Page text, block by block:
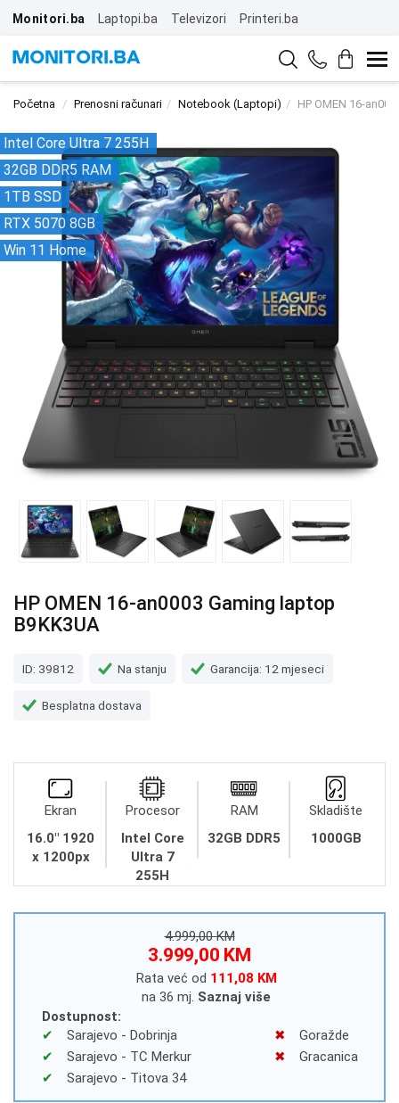
Monitori.ba Laptopi.ba Televizori Printeri.ba
Početna Prenosni računari Notebook (Laptopi) HP OMEN 16-
Intel Core Ultra 7 255H
32GB DDR5 RAM
1TB SSD
RTX 5070 8GB
Win 11 Home
HP OMEN 16-an0003 Gaming laptop
B9KK3UA
ID: 39812 Na stanju Garancija: 12 mjeseci
Besplatna dostava
Ekran
16.0" 1920
x 1200px
Procesor
Intel Core
Ultra 7
255H
RAM
32GB DDR5
Skladište
1000GB
4.999,00 KM
3.999,00 KM
Rata već od 111,08 KM
na 36 mj. Saznaj više
Dostupnost:
Sarajevo - Dobrinja
Sarajevo - TC Merkur
Sarajevo - Titova 34
Goražde
Gracanica